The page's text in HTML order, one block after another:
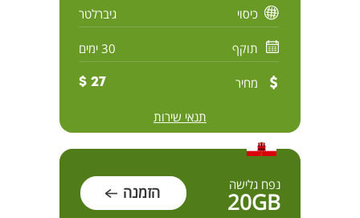
כיסוי גיברלטר
תוקף 30 ימים
מחיר 27 $
תנאי שירות
נפח גלישה
20GB הזמנה